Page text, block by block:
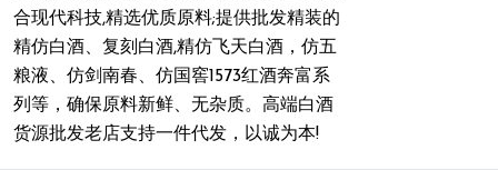
合现代科技,精选优质原料;提供批发精装的
精仿白酒、复刻白酒,精仿飞天白酒，仿五
粮液、仿剑南春、仿国窖1573红酒奔富系
列等，确保原料新鲜、无杂质。高端白酒
货源批发老店支持一件代发，以诚为本!